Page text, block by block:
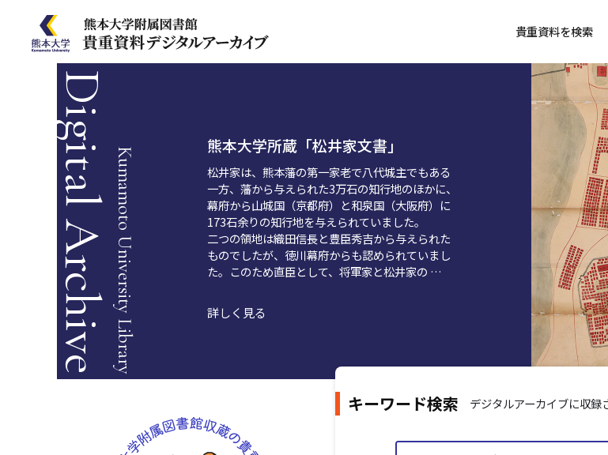
貴重資料を検索
熊本大学所蔵「松井家文書」
松井家は、熊本藩の第一家老で八代城主でもある
一方、藩から与えられた3万石の知行地のほかに、
幕府から山城国（京都府）と和泉国（大阪府）に
173石余りの知行地を与えられていました。
二つの領地は織田信長と豊臣秀吉から与えられた
ものでしたが、徳川幕府からも認められていまし
た。このため直臣として、将軍家と松井家の …
詳しく見る
Kumamoto University Library
Digital Archive
キーワード検索 デジタルアーカイブに収録